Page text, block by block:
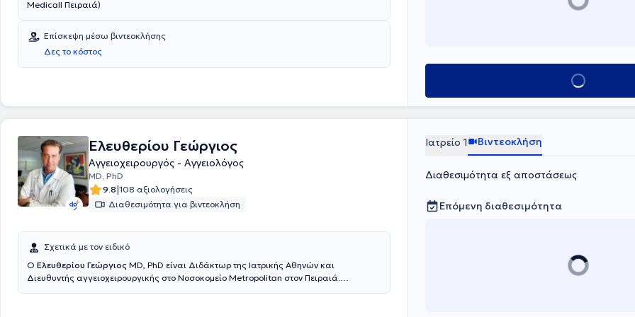
Medicall Πειραιά)
Επίσκεψη μέσω βιντεοκλήσης
Δες το κόστος
Κλείσε ραντεβού
Ελευθερίου Γεώργιος
Αγγειοχειρουργός - Αγγειολόγος
MD, PhD
9.8|108 αξιολογήσεις
Διαθεσιμότητα για βιντεοκλήση
Σχετικά με τον ειδικό
Ο Ελευθερίου Γεώργιος MD, PhD είναι Διδάκτωρ της Ιατρικής Αθηνών και
Διευθυντής αγγειοχειρουργικής στο Νοσοκομείο Metropolitan στον Πειραιά.
Ιατρείο 1 Βιντεοκλήση
Διαθεσιμότητα εξ αποστάσεως
Επόμενη διαθεσιμότητα